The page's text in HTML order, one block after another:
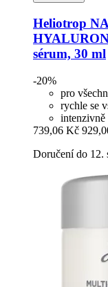
Heliotrop
sérum, 30 ml
-20%
pro
rychle se
intenzivně
739,06 Kč
Doručení do 12.